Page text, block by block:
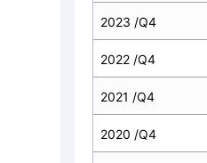
2023 /Q4
2022 /Q4
2021 /Q4
2020 /Q4